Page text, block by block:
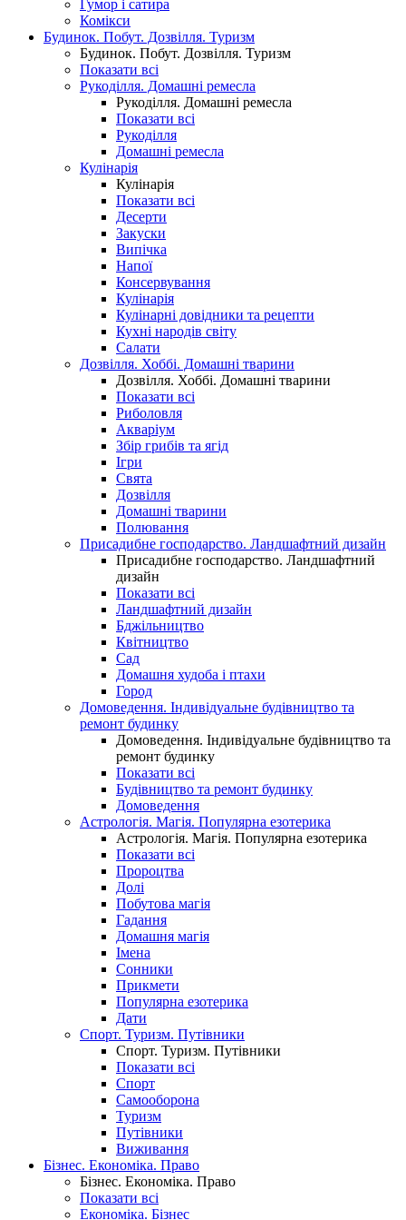
Гумор і сатира
Комікси
Будинок. Побут. Дозвілля. Туризм
Будинок. Побут. Дозвілля. Туризм
Показати всі
Рукоділля. Домашні ремесла
Рукоділля. Домашні ремесла
Показати всі
Рукоділля
Домашні ремесла
Кулінарія
Кулінарія
Показати всі
Десерти
Закуски
Випічка
Напої
Консервування
Кулінарія
Кулінарні довідники та рецепти
Кухні народів світу
Салати
Дозвілля. Хоббі. Домашні тварини
Дозвілля. Хоббі. Домашні тварини
Показати всі
Риболовля
Акваріум
Збір грибів та ягід
Ігри
Свята
Дозвілля
Домашні тварини
Полювання
Присадибне господарство. Ландшафтний дизайн
Присадибне господарство. Ландшафтний
дизайн
Показати всі
Ландшафтний дизайн
Бджільництво
Квітництво
Сад
Домашня худоба і птахи
Город
Домоведення. Індивідуальне будівництво та
ремонт будинку
Домоведення. Індивідуальне будівництво та
ремонт будинку
Показати всі
Будівництво та ремонт будинку
Домоведення
Астрологія. Магія. Популярна езотерика
Астрологія. Магія. Популярна езотерика
Показати всі
Пророцтва
Долі
Побутова магія
Гадання
Домашня магія
Імена
Сонники
Прикмети
Популярна езотерика
Дати
Спорт. Туризм. Путівники
Спорт. Туризм. Путівники
Показати всі
Спорт
Самооборона
Туризм
Путівники
Виживання
Бізнес. Економіка. Право
Бізнес. Економіка. Право
Показати всі
Економіка. Бізнес